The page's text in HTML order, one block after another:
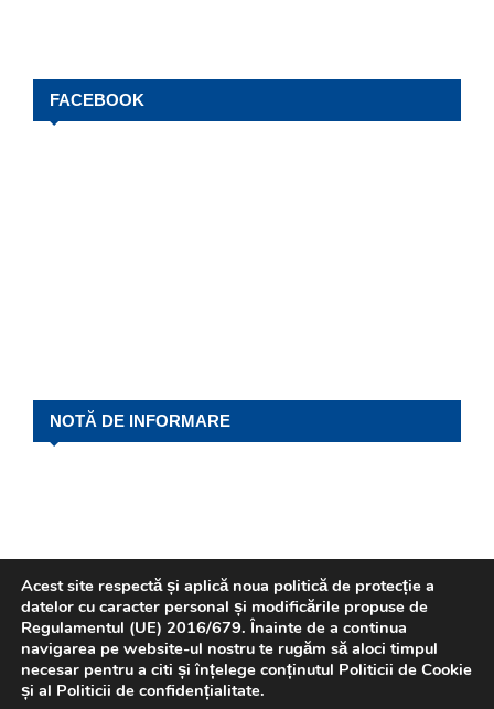
FACEBOOK
NOTĂ DE INFORMARE
REVISTA P.L.I.
Acest site respectă și aplică noua politică de protecție a
datelor cu caracter personal și modificările propuse de
Regulamentul (UE) 2016/679. Înainte de a continua
navigarea pe website-ul nostru te rugăm să aloci timpul
necesar pentru a citi și înțelege conținutul Politicii de Cookie
și al Politicii de confidențialitate.